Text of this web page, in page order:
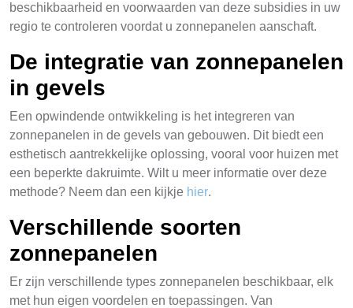
beschikbaarheid en voorwaarden van deze subsidies in uw
regio te controleren voordat u zonnepanelen aanschaft.
De integratie van zonnepanelen
in gevels
Een opwindende ontwikkeling is het integreren van
zonnepanelen in de gevels van gebouwen. Dit biedt een
esthetisch aantrekkelijke oplossing, vooral voor huizen met
een beperkte dakruimte. Wilt u meer informatie over deze
methode? Neem dan een kijkje hier.
Verschillende soorten
zonnepanelen
Er zijn verschillende types zonnepanelen beschikbaar, elk
met hun eigen voordelen en toepassingen. Van